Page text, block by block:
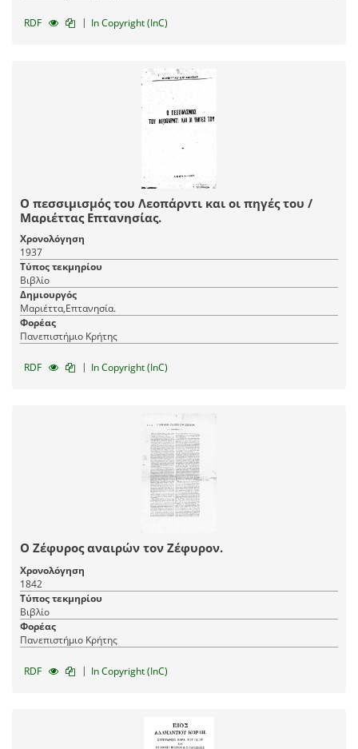
RDF | In Copyright (InC)
Ο πεσσιμισμός του Λεοπάρντι και οι πηγές του /
Μαριέττας Επτανησίας.
Χρονολόγηση
1937
Τύπος τεκμηρίου
Βιβλίο
Δημιουργός
Μαριέττα,Επτανησία.
Φορέας
Πανεπιστήμιο Κρήτης
RDF | In Copyright (InC)
Ο Ζέφυρος αναιρών τον Ζέφυρον.
Χρονολόγηση
1842
Τύπος τεκμηρίου
Βιβλίο
Φορέας
Πανεπιστήμιο Κρήτης
RDF | In Copyright (InC)